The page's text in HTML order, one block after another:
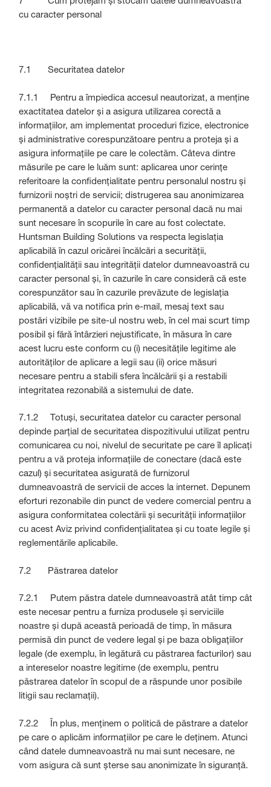
cu caracter personal
7.1 Securitatea datelor
7.1.1 Pentru a împiedica accesul neautorizat, a menține
exactitatea datelor și a asigura utilizarea corectă a
informațiilor, am implementat proceduri fizice, electronice
și administrative corespunzătoare pentru a proteja și a
asigura informațiile pe care le colectăm. Câteva dintre
măsurile pe care le luăm sunt: aplicarea unor cerințe
referitoare la confidențialitate pentru personalul nostru și
furnizorii noștri de servicii; distrugerea sau anonimizarea
permanentă a datelor cu caracter personal dacă nu mai
sunt necesare în scopurile în care au fost colectate.
Huntsman Building Solutions va respecta legislația
aplicabilă în cazul oricărei încălcări a securității,
confidențialității sau integrității datelor dumneavoastră cu
caracter personal și, în cazurile în care consideră că este
corespunzător sau în cazurile prevăzute de legislația
aplicabilă, vă va notifica prin e-mail, mesaj text sau
postări vizibile pe site-ul nostru web, în cel mai scurt timp
posibil și fără întârzieri nejustificate, în măsura în care
acest lucru este conform cu (i) necesitățile legitime ale
autorităților de aplicare a legii sau (ii) orice măsuri
necesare pentru a stabili sfera încălcării și a restabili
integritatea rezonabilă a sistemului de date.
7.1.2 Totuși, securitatea datelor cu caracter personal
depinde parțial de securitatea dispozitivului utilizat pentru
comunicarea cu noi, nivelul de securitate pe care îl aplicați
pentru a vă proteja informațiile de conectare (dacă este
cazul) și securitatea asigurată de furnizorul
dumneavoastră de servicii de acces la internet. Depunem
eforturi rezonabile din punct de vedere comercial pentru a
asigura conformitatea colectării și securității informațiilor
cu acest Aviz privind confidențialitatea și cu toate legile și
reglementările aplicabile.
7.2 Păstrarea datelor
7.2.1 Putem păstra datele dumneavoastră atât timp cât
este necesar pentru a furniza produsele și serviciile
noastre și după această perioadă de timp, în măsura
permisă din punct de vedere legal și pe baza obligațiilor
legale (de exemplu, în legătură cu păstrarea facturilor) sau
a intereselor noastre legitime (de exemplu, pentru
păstrarea datelor în scopul de a răspunde unor posibile
litigii sau reclamații).
7.2.2 În plus, menținem o politică de păstrare a datelor
pe care o aplicăm informațiilor pe care le deținem. Atunci
când datele dumneavoastră nu mai sunt necesare, ne
vom asigura că sunt șterse sau anonimizate în siguranță.